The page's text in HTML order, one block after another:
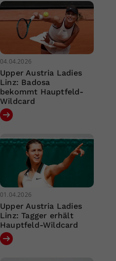
04.04.2026
Upper Austria Ladies
Linz: Badosa
bekommt Hauptfeld-
Wildcard
01.04.2026
Upper Austria Ladies
Linz: Tagger erhält
Hauptfeld-Wildcard